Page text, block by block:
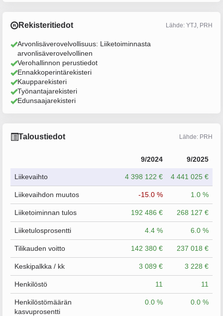
Rekisteritiedot Lähde: YTJ, PRH
Arvonlisäverovelvollisuus: Liiketoiminnasta
arvonlisäverovelvollinen
Verohallinnon perustiedot
Ennakkoperintärekisteri
Kaupparekisteri
Työnantajarekisteri
Edunsaajarekisteri
Taloustiedot Lähde: PRH
9/2024 9/2025
Liikevaihto 4 398 122 € 4 441 025 €
Liikevaihdon muutos -15.0 % 1.0 %
Liiketoiminnan tulos 192 486 € 268 127 €
Liiketulosprosentti 4.4 % 6.0 %
Tilikauden voitto 142 380 € 237 018 €
Keskipalkka / kk 3 089 € 3 228 €
Henkilöstö 11 11
Henkilöstömäärän
kasvuprosentti
0.0 % 0.0 %